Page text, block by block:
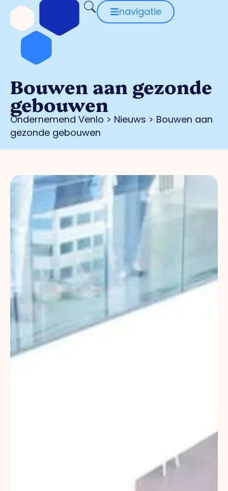
navigatie
Bouwen aan gezonde
gebouwen
Ondernemend Venlo > Nieuws > Bouwen aan
gezonde gebouwen